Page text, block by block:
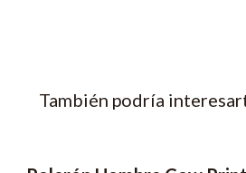
También podría